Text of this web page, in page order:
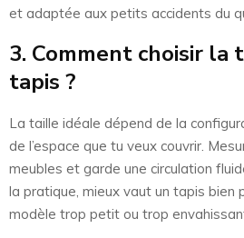
et adaptée aux petits accidents du
3. Comment choisir la
tapis ?
La taille idéale dépend de la
de l’espace que tu veux couvrir.
meubles et garde une circulation
la pratique, mieux vaut un tapis bien
modèle trop petit ou trop